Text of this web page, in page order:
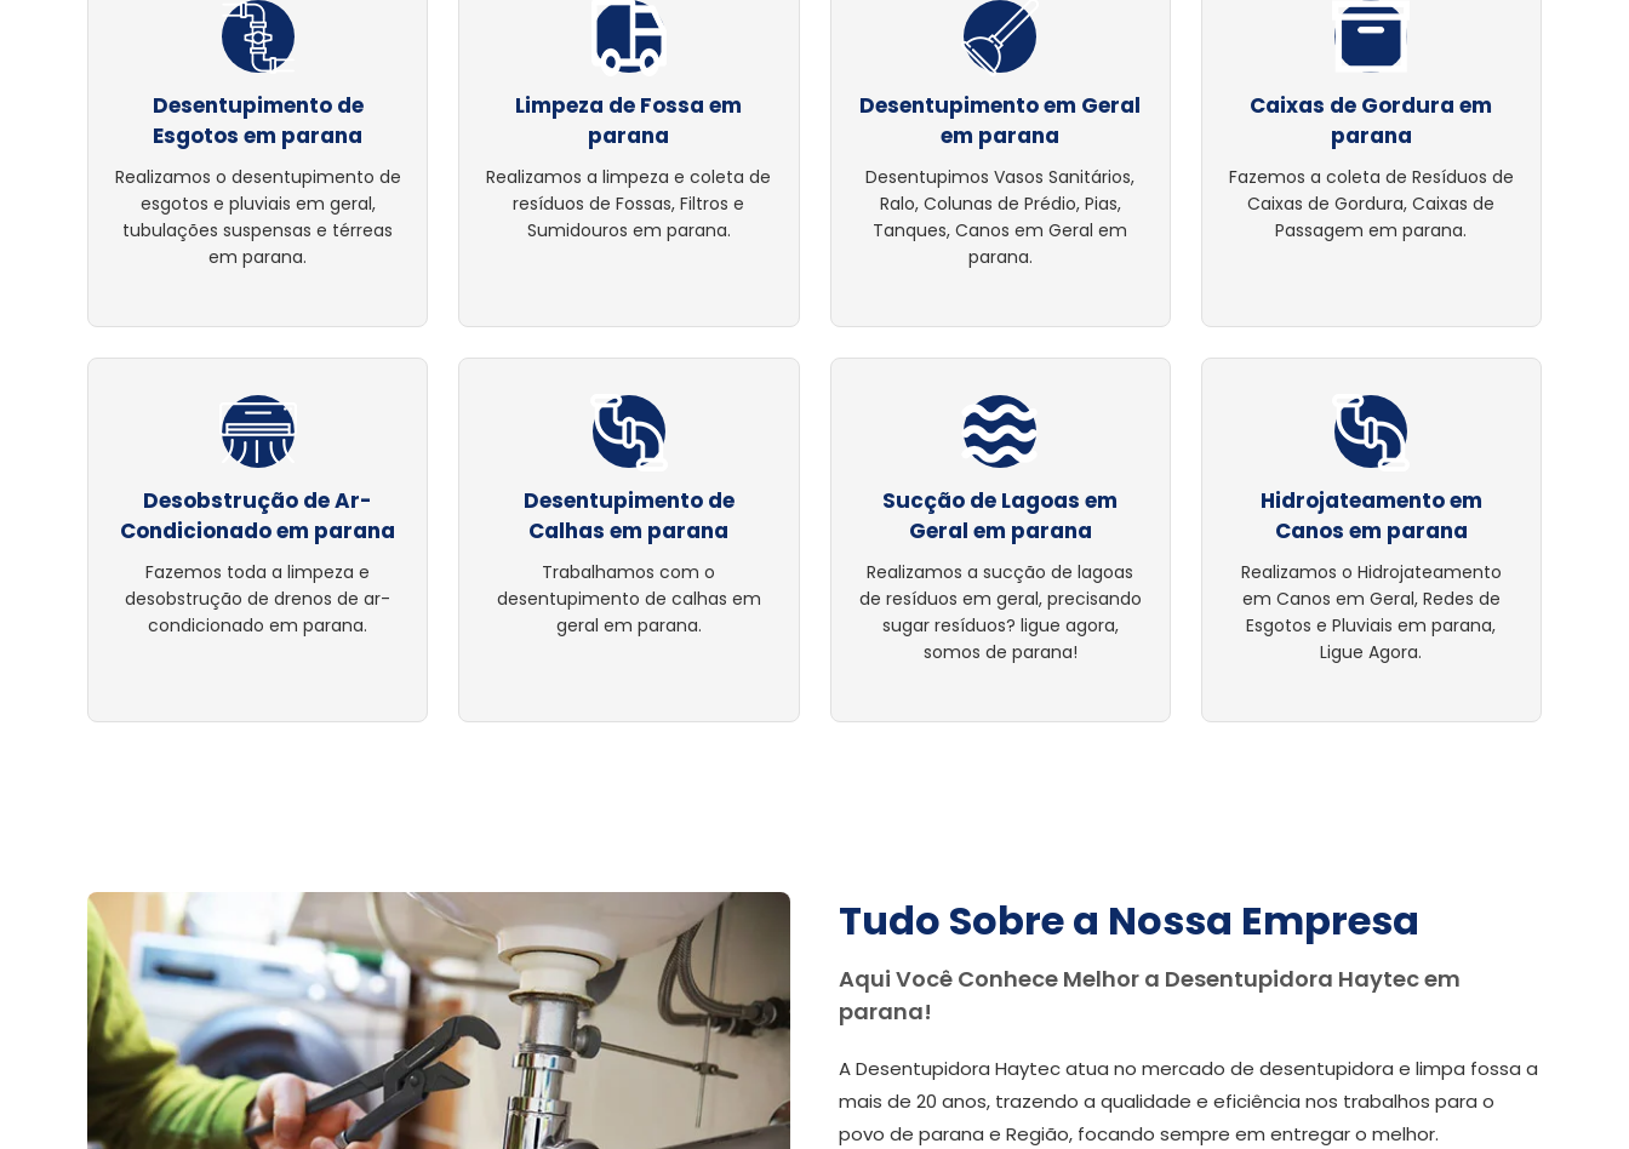
Desentupimento de
Esgotos em parana
Realizamos o desentupimento de
esgotos e pluviais em geral,
tubulações suspensas e térreas
em parana.
Limpeza de Fossa em
parana
Realizamos a limpeza e coleta de
resíduos de Fossas, Filtros e
Sumidouros em parana.
Desentupimento em Geral
em parana
Desentupimos Vasos Sanitários,
Ralo, Colunas de Prédio, Pias,
Tanques, Canos em Geral em
parana.
Caixas de Gordura em
parana
Fazemos a coleta de Resíduos de
Caixas de Gordura, Caixas de
Passagem em parana.
Desobstrução de Ar-
Condicionado em parana
Fazemos toda a limpeza e
desobstrução de drenos de ar-
condicionado em parana.
Desentupimento de
Calhas em parana
Trabalhamos com o
desentupimento de calhas em
geral em parana.
Sucção de Lagoas em
Geral em parana
Realizamos a sucção de lagoas
de resíduos em geral, precisando
sugar resíduos? ligue agora,
somos de parana!
Hidrojateamento em
Canos em parana
Realizamos o Hidrojateamento
em Canos em Geral, Redes de
Esgotos e Pluviais em parana,
Ligue Agora.
Tudo Sobre a Nossa Empresa
Aqui Você Conhece Melhor a Desentupidora Haytec em
parana!
A Desentupidora Haytec atua no mercado de desentupidora e limpa fossa a
mais de 20 anos, trazendo a qualidade e eficiência nos trabalhos para o
povo de parana e Região, focando sempre em entregar o melhor.